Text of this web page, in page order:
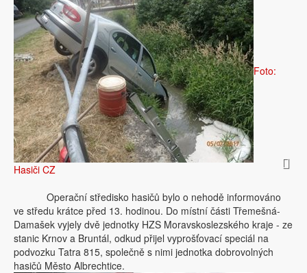
Foto:
Hasiči CZ
Operační středisko hasičů bylo o nehodě informováno
ve středu krátce před 13. hodinou. Do místní části Třemešná-
Damašek vyjely dvě jednotky HZS Moravskoslezského kraje - ze
stanic Krnov a Bruntál, odkud přijel vyprošťovací speciál na
podvozku Tatra 815, společně s nimi jednotka dobrovolných
hasičů Město Albrechtice.